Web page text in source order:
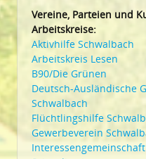
Vereine, Parteien und
Arbeitskreise:
Aktivhilfe Schwalbach
Arbeitskreis Lesen
B90/Die Grünen
Deutsch-Ausländische
Schwalbach
Flüchtlingshilfe
Gewerbeverein